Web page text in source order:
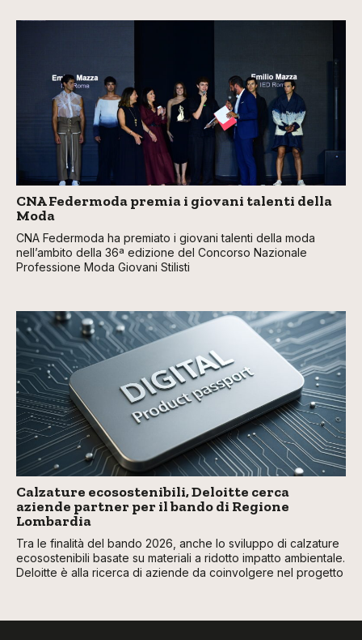
CNA Federmoda premia i giovani talenti della
Moda
CNA Federmoda ha premiato i giovani talenti della moda
nell’ambito della 36ª edizione del Concorso Nazionale
Professione Moda Giovani Stilisti
Calzature ecosostenibili, Deloitte cerca
aziende partner per il bando di Regione
Lombardia
Tra le finalità del bando 2026, anche lo sviluppo di calzature
ecosostenibili basate su materiali a ridotto impatto ambientale.
Deloitte è alla ricerca di aziende da coinvolgere nel progetto